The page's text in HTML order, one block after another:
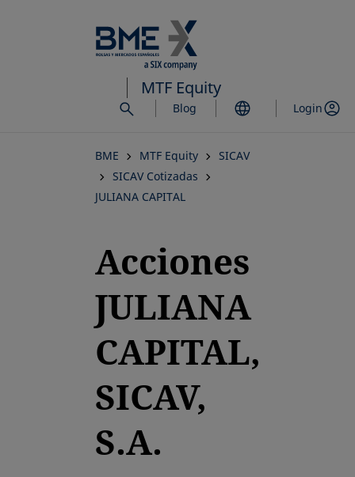
al
contenido
principal
MTF Equity
Blog Login
BME MTF Equity
SICAV
SICAV Cotizadas
JULIANA CAPITAL
Acciones
JULIANA
CAPITAL,
SICAV,
S.A.